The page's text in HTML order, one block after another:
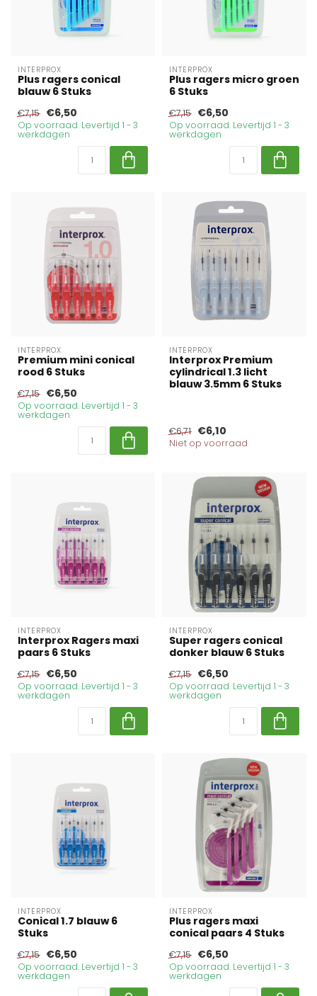
INTERPROX
Plus ragers conical
blauw 6 Stuks
€7,15 €6,50
Op voorraad. Levertijd 1 - 3
werkdagen
INTERPROX
Plus ragers micro groen
6 Stuks
€7,15 €6,50
Op voorraad. Levertijd 1 - 3
werkdagen
INTERPROX
Premium mini conical
rood 6 Stuks
€7,15 €6,50
Op voorraad. Levertijd 1 - 3
werkdagen
INTERPROX
Interprox Premium
cylindrical 1.3 licht
blauw 3.5mm 6 Stuks
€6,71 €6,10
Niet op voorraad
INTERPROX
Interprox Ragers maxi
paars 6 Stuks
€7,15 €6,50
Op voorraad. Levertijd 1 - 3
werkdagen
INTERPROX
Super ragers conical
donker blauw 6 Stuks
€7,15 €6,50
Op voorraad. Levertijd 1 - 3
werkdagen
INTERPROX
Conical 1.7 blauw 6
Stuks
€7,15 €6,50
Op voorraad. Levertijd 1 - 3
werkdagen
INTERPROX
Plus ragers maxi
conical paars 4 Stuks
€7,15 €6,50
Op voorraad. Levertijd 1 - 3
werkdagen